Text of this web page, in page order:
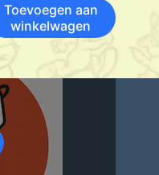
Toevoegen aan
winkelwagen